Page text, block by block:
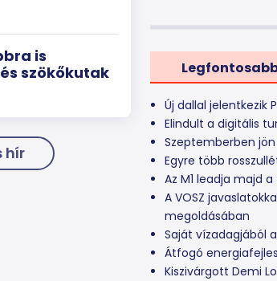
is
szökőkutak
hír
Új dallal jelentkezik
Elindult a digitális
Szeptemberben
Egyre több
Az M1 leadja majd
A VOSZ
megoldásában
Saját vízadagjából
Átfogó
Kiszivárgott Demi